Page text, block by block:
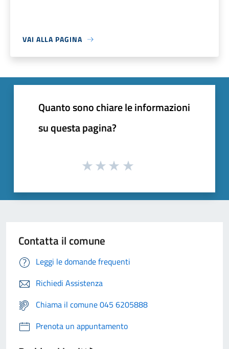
VAI ALLA PAGINA
Quanto sono chiare le informazioni
su questa pagina?
Contatta il comune
Leggi le domande frequenti
Richiedi Assistenza
Chiama il comune 045 6205888
Prenota un appuntamento